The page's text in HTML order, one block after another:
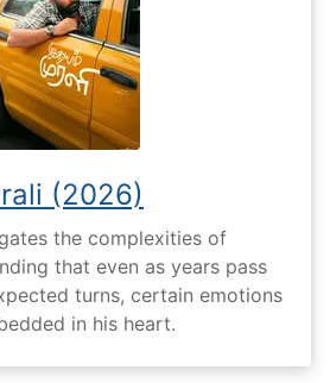
(2026)
the complexities of
that even as years pass
turns, certain emotions
in his heart.